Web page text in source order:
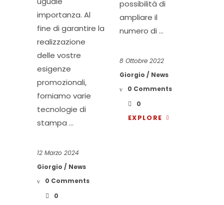
importanza. Al
fine di garantire la
realizzazione
delle vostre
esigenze
promozionali,
forniamo varie
tecnologie di
stampa
12 Marzo 2024
Giorgio
News
0 Comments
0
possibilità di
ampliare il
numero di
8 Ottobre 2022
Giorgio
News
0 Comments
0
EXPLORE